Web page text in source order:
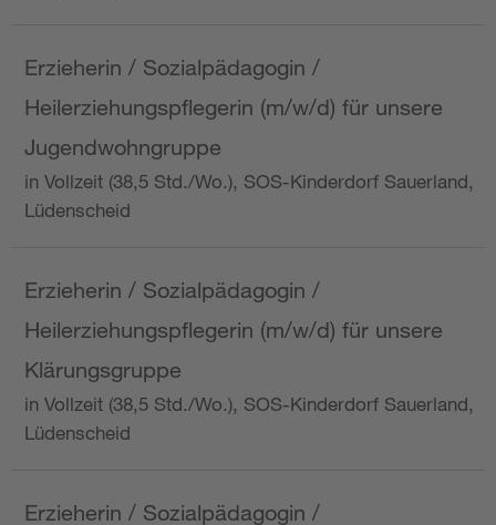
Erzieherin / Sozialpädagogin /
Heilerziehungspflegerin (m/w/d) für unsere
Jugendwohngruppe
in Vollzeit (38,5 Std./Wo.), SOS-Kinderdorf Sauerland,
Lüdenscheid
Erzieherin / Sozialpädagogin /
Heilerziehungspflegerin (m/w/d) für unsere
Klärungsgruppe
in Vollzeit (38,5 Std./Wo.), SOS-Kinderdorf Sauerland,
Lüdenscheid
Erzieherin / Sozialpädagogin /